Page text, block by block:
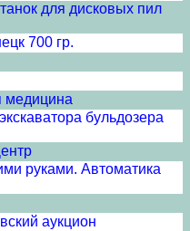
для дисковых пил
700 гр.
медицина
бульдозера
руками. Автоматика
аукцион